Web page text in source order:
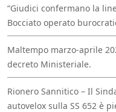
“Giudici confermano la
Bocciato operato
Maltempo marzo-aprile
decreto Ministeriale.
Rionero Sannitico – Il
autovelox sulla SS 652 è